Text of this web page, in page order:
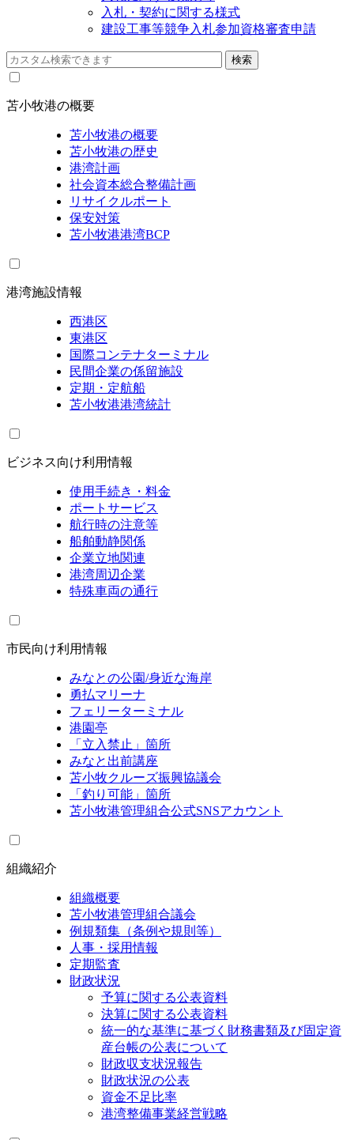
入札・契約に関する様式
建設工事等競争入札参加資格審査申請
苫小牧港の概要
苫小牧港の概要
苫小牧港の歴史
港湾計画
社会資本総合整備計画
リサイクルポート
保安対策
苫小牧港港湾BCP
港湾施設情報
西港区
東港区
国際コンテナターミナル
民間企業の係留施設
定期・定航船
苫小牧港港湾統計
ビジネス向け利用情報
使用手続き・料金
ポートサービス
航行時の注意等
船舶動静関係
企業立地関連
港湾周辺企業
特殊車両の通行
市民向け利用情報
みなとの公園/身近な海岸
勇払マリーナ
フェリーターミナル
港園亭
「立入禁止」箇所
みなと出前講座
苫小牧クルーズ振興協議会
「釣り可能」箇所
苫小牧港管理組合公式SNSアカウント
組織紹介
組織概要
苫小牧港管理組合議会
例規類集（条例や規則等）
人事・採用情報
定期監査
財政状況
予算に関する公表資料
決算に関する公表資料
統一的な基準に基づく財務書類及び固定資
産台帳の公表について
財政収支状況報告
財政状況の公表
資金不足比率
港湾整備事業経営戦略